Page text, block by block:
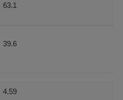
63.1
39.6
4.59